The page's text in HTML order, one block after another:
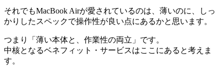
それでもMacBook Airが愛されているのは、薄いのに、しっ
かりしたスペックで操作性が良い点にあるかと思います。
つまり「薄い本体と、作業性の両立」です。
中核となるベネフィット・サービスはここにあると考えま
す。